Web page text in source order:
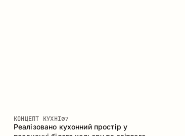
КОНЦЕПТ КУХНІ07
Реалізовано кухонний простір у